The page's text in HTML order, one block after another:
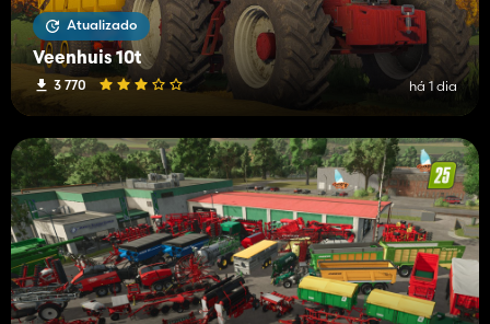
Atualizado
Veenhuis 10t
3 770 há 1 dia